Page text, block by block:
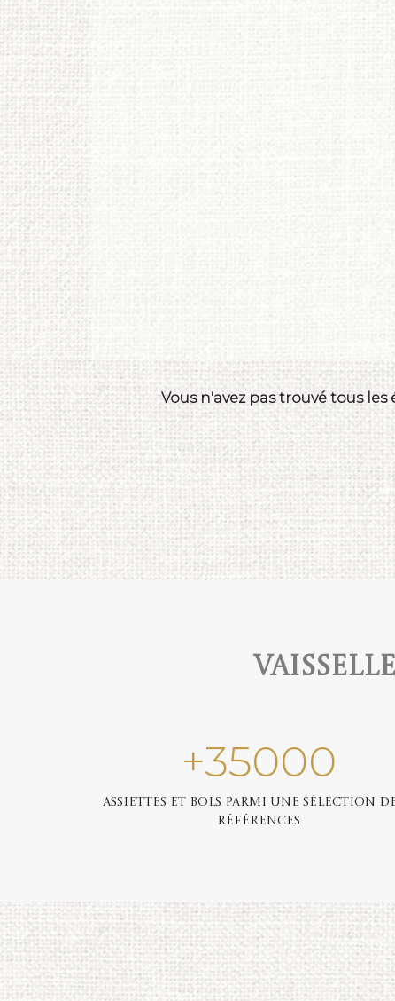
Vous n'avez pas trouvé tous
+35000
Assiettes et bols parmi une sélection de
références